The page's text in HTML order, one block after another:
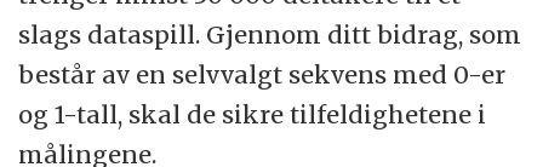
slags dataspill. Gjennom ditt bidrag, som
består av en selvvalgt sekvens med 0-er
og 1-tall, skal de sikre tilfeldighetene i
målingene.